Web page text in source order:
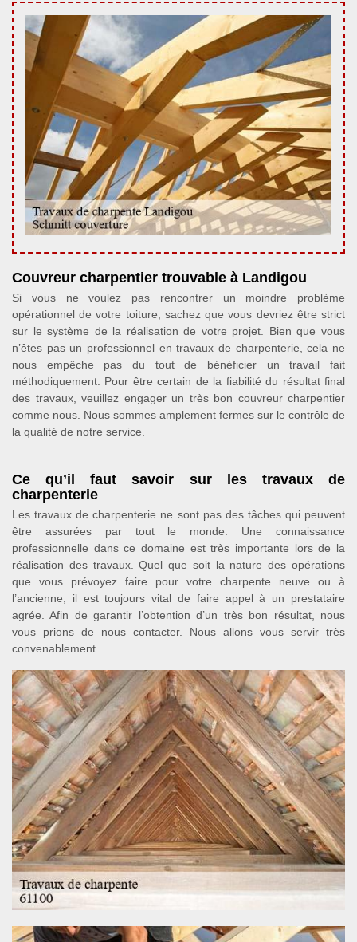
Couvreur charpentier trouvable à Landigou
Si vous ne voulez pas rencontrer un moindre problème
opérationnel de votre toiture, sachez que vous devriez être strict
sur le système de la réalisation de votre projet. Bien que vous
n’êtes pas un professionnel en travaux de charpenterie, cela ne
nous empêche pas du tout de bénéficier un travail fait
méthodiquement. Pour être certain de la fiabilité du résultat final
des travaux, veuillez engager un très bon couvreur charpentier
comme nous. Nous sommes amplement fermes sur le contrôle de
la qualité de notre service.
Ce qu’il faut savoir sur les travaux de
charpenterie
Les travaux de charpenterie ne sont pas des tâches qui peuvent
être assurées par tout le monde. Une connaissance
professionnelle dans ce domaine est très importante lors de la
réalisation des travaux. Quel que soit la nature des opérations
que vous prévoyez faire pour votre charpente neuve ou à
l’ancienne, il est toujours vital de faire appel à un prestataire
agrée. Afin de garantir l’obtention d’un très bon résultat, nous
vous prions de nous contacter. Nous allons vous servir très
convenablement.